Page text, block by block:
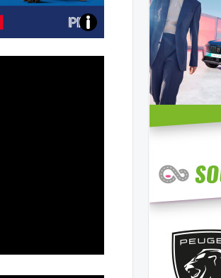
Poznejte